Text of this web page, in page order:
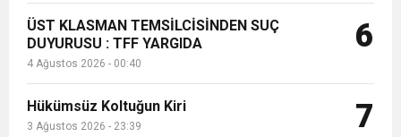
ÜST KLASMAN TEMSİLCİSİNDEN SUÇ
DUYURUSU : TFF YARGIDA
4 Ağustos 2026 - 00:40
6
Hükümsüz Koltuğun Kiri
3 Ağustos 2026 - 23:39 7